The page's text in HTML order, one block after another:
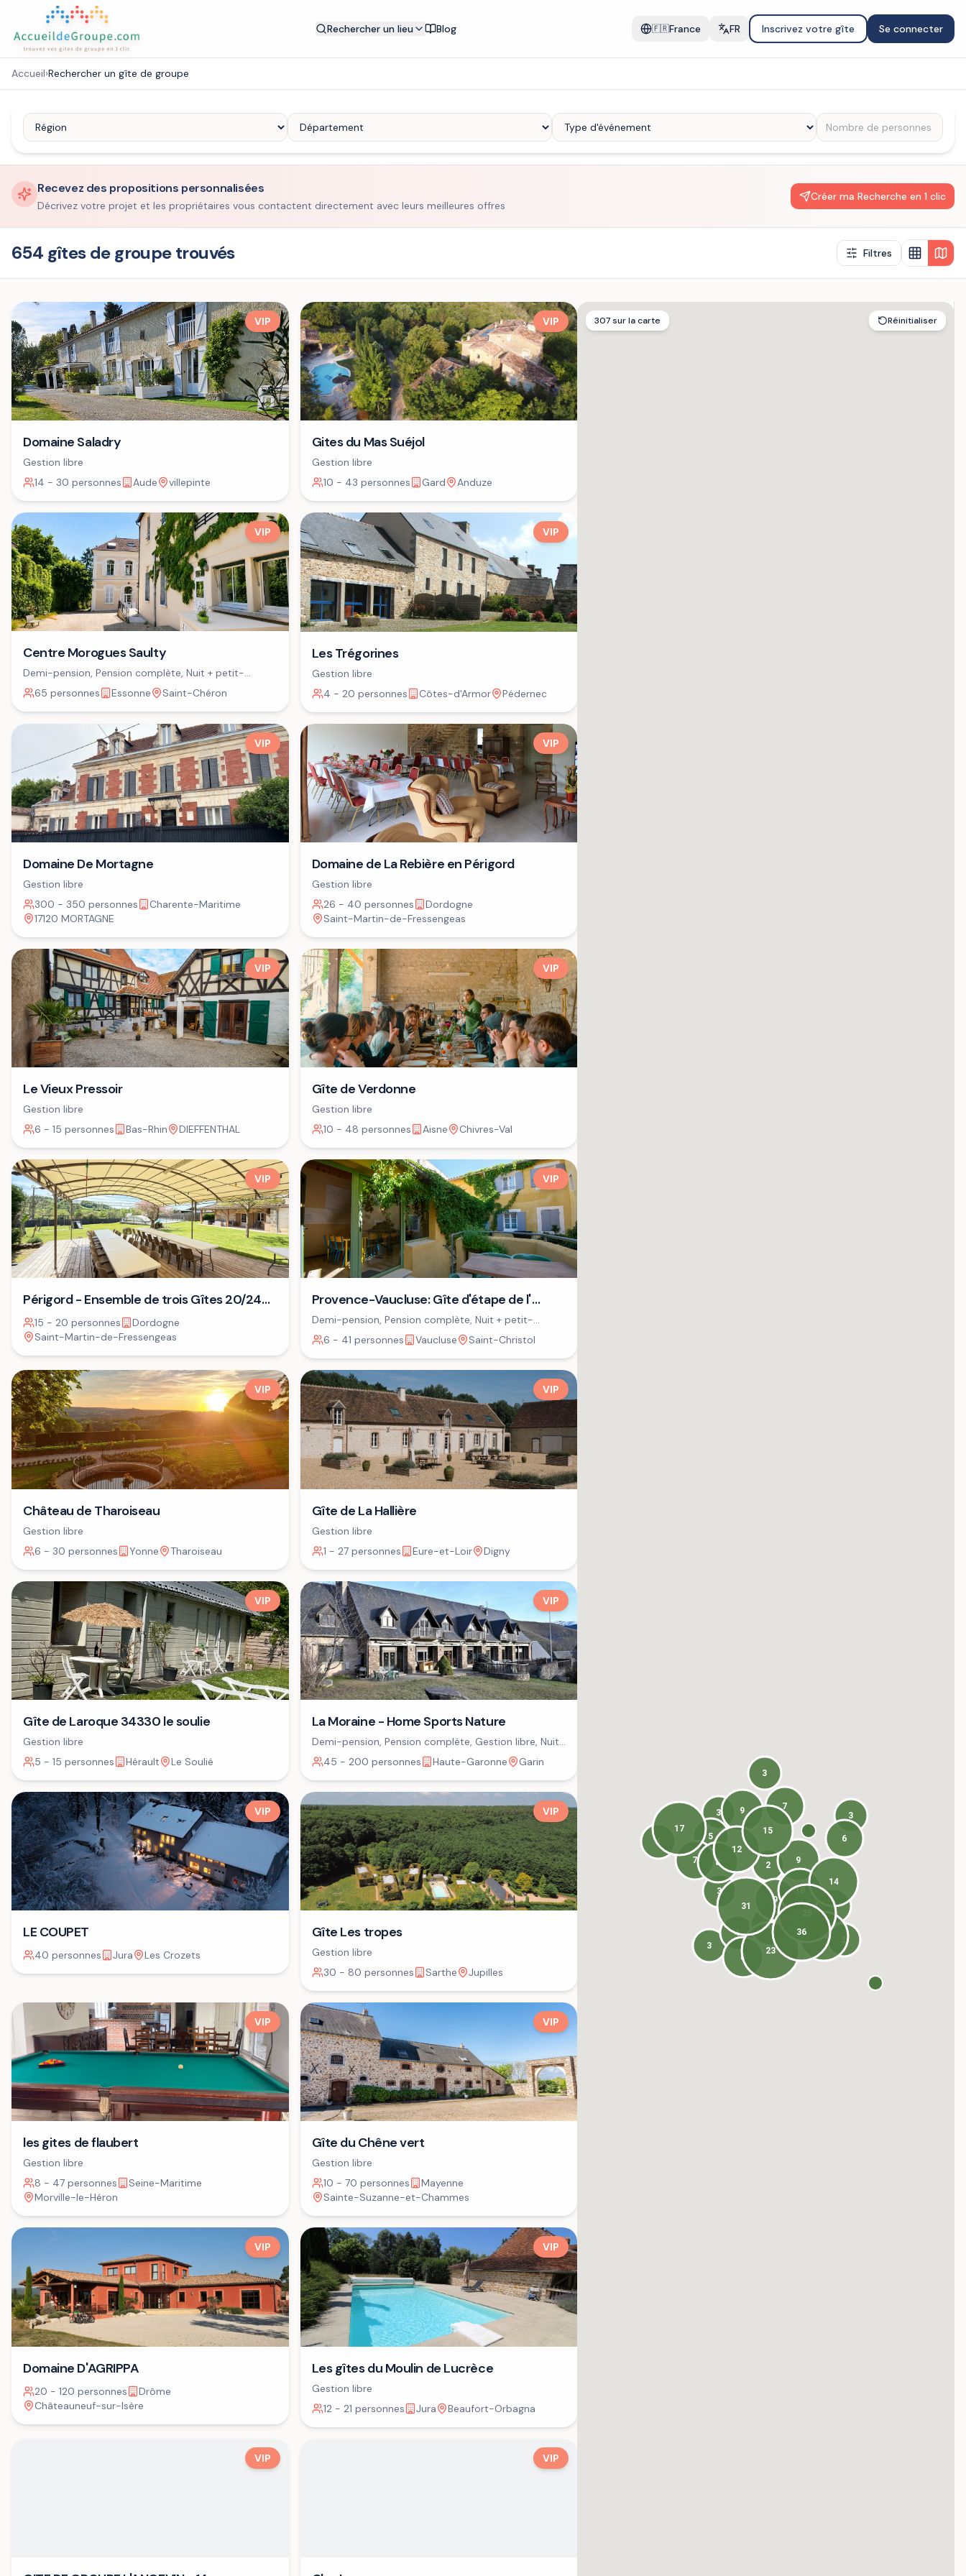
Rechercher un lieu Blog 🇫🇷France FR Inscrivez votre gîte Se connecter
Accueil›Rechercher un gîte de groupe
Recevez des propositions personnalisées
Décrivez votre projet et les propriétaires vous contactent directement avec leurs meilleures offres
Créer ma Recherche en 1 clic
654 gîtes de groupe trouvés Filtres
VIP
Domaine Saladry
Gestion libre
14 - 30 personnes
Aude villepinte
VIP
Gites du Mas Suéjol
Gestion libre
10 - 43 personnes
Gard Anduze
VIP
Centre Morogues Saulty
Demi-pension, Pension complète, Nuit + petit-
déjeuner
65 personnes Essonne Saint-Chéron
VIP
Les Trégorines
Gestion libre
4 - 20 personnes
Côtes-d'Armor Pédernec
VIP
Domaine De Mortagne
Gestion libre
300 - 350 personnes
Charente-Maritime
17120 MORTAGNE
VIP
Domaine de La Rebière en Périgord
Gestion libre
26 - 40 personnes
Dordogne
Saint-Martin-de-Fressengeas
VIP
Le Vieux Pressoir
Gestion libre
6 - 15 personnes
Bas-Rhin DIEFFENTHAL
VIP
Gîte de Verdonne
Gestion libre
10 - 48 personnes
Aisne Chivres-Val
VIP
Périgord - Ensemble de trois Gîtes 20/24
personnes⁷
15 - 20 personnes
Dordogne
Saint-Martin-de-Fressengeas
VIP
Provence-Vaucluse: Gîte d'étape de l'
ASPA
Demi-pension, Pension complète, Nuit + petit-
déjeuner
6 - 41 personnes Vaucluse Saint-Christol
VIP
Château de Tharoiseau
Gestion libre
6 - 30 personnes
Yonne Tharoiseau
VIP
Gîte de La Hallière
Gestion libre
1 - 27 personnes
Eure-et-Loir Digny
VIP
Gîte de Laroque 34330 le soulie
Gestion libre
5 - 15 personnes
Hérault Le Soulié
VIP
La Moraine - Home Sports Nature
Demi-pension, Pension complète, Gestion libre, Nuit
+ petit-déjeuner
45 - 200 personnes Haute-Garonne Garin
VIP
LE COUPET
40 personnes Jura Les Crozets
VIP
Gîte Les tropes
Gestion libre
30 - 80 personnes
Sarthe Jupilles
VIP
les gites de flaubert
Gestion libre
8 - 47 personnes
Seine-Maritime
Morville-le-Héron
VIP
Gîte du Chêne vert
Gestion libre
10 - 70 personnes
Mayenne
Sainte-Suzanne-et-Chammes
VIP
Domaine D'AGRIPPA
20 - 120 personnes
Drôme
Châteauneuf-sur-Isère
VIP
Les gîtes du Moulin de Lucrèce
Gestion libre
12 - 21 personnes
Jura Beaufort-Orbagna
VIP VIP
36
15
17
31
6
7
14
9
23
8
14
12
9
8
10
3
4
4
9
5
3
3
3
3
4
8
3
2
7
307 sur la carte Réinitialiser